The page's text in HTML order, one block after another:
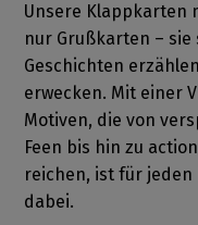
Unsere Klappkarten
nur Grußkarten –
Geschichten
erwecken. Mit einer
Motiven, die von
Feen bis hin zu
reichen, ist für
dabei.